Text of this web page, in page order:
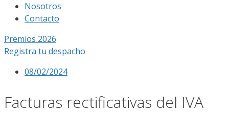
Nosotros
Contacto
Premios 2026
Registra tu despacho
08/02/2024
Facturas rectificativas del IVA